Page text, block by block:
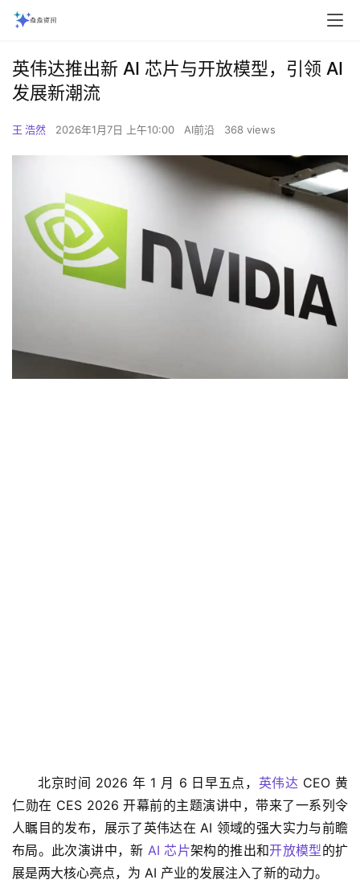
英伟达推出新 AI 芯片与开放模型，引领 AI
发展新潮流
王 浩然 2026年1月7日 上午10:00 AI前沿 368 views
北京时间 2026 年 1 月 6 日早五点， 英伟达 CEO 黄
仁勋在 CES 2026 开幕前的主题演讲中，带来了一系列令
人瞩目的发布，展示了英伟达在 AI 领域的强大实力与前瞻
布局。此次演讲中，新 AI 芯片架构的推出和开放模型的扩
展是两大核心亮点，为 AI 产业的发展注入了新的动力。